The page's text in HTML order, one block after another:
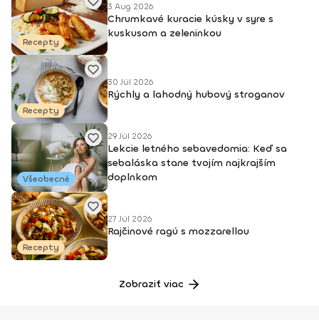
Recepty
3 Aug 2026
Chrumkavé kuracie kúsky v syre s
kuskusom a zeleninkou
Recepty
30 Júl 2026
Rýchly a lahodný hubový stroganov
Všeobecné
29 Júl 2026
Lekcie letného sebavedomia: Keď sa
sebaláska stane tvojím najkrajším
doplnkom
Recepty
27 Júl 2026
Rajčinové ragú s mozzarellou
Zobraziť viac